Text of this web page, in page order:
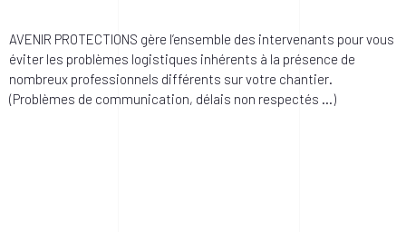
AVENIR PROTECTIONS gère l’ensemble des intervenants pour vous
éviter les problèmes logistiques inhérents à la présence de
nombreux professionnels différents sur votre chantier.
(Problèmes de communication, délais non respectés …)